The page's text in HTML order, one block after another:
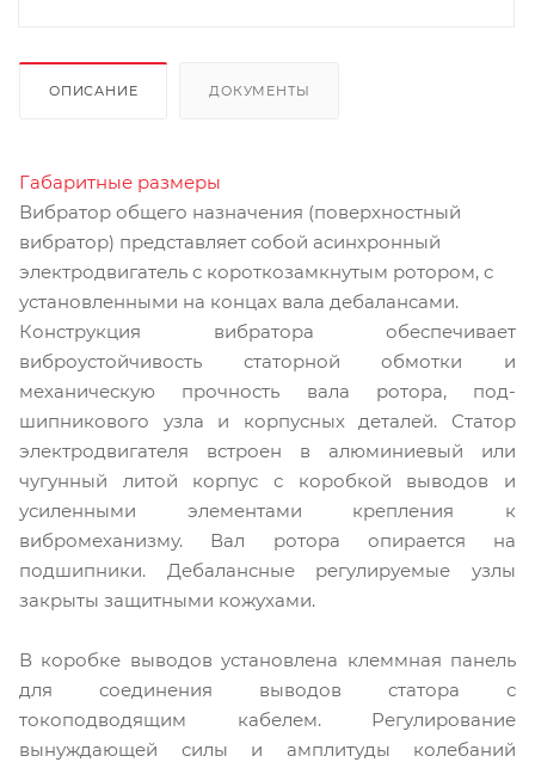
ОПИСАНИЕ ДОКУМЕНТЫ
Габаритные размеры
Вибратор общего назначения (поверхностный
вибратор) представ­ляет собой асинхронный
электродвигатель с короткозамкнутым ротором, с
установленными на концах вала дебалансами.
Конструкция вибратора обеспечивает
виброустойчивость ста­торной обмотки и
механическую прочность вала ротора, под­
шипникового узла и корпусных деталей. Статор
электродви­гателя встроен в алюминиевый или
чугунный литой корпус с коробкой выводов и
усиленными элементами крепления к
вибромеханизму. Вал ротора опирается на
подшипники. Де­балансные регулируемые узлы
закрыты защитными кожухами.
В коробке выводов установлена клеммная панель
для соеди­нения выводов статора с
токоподводящим кабелем. Регулиро­вание
вынуждающей силы и амплитуды колебаний